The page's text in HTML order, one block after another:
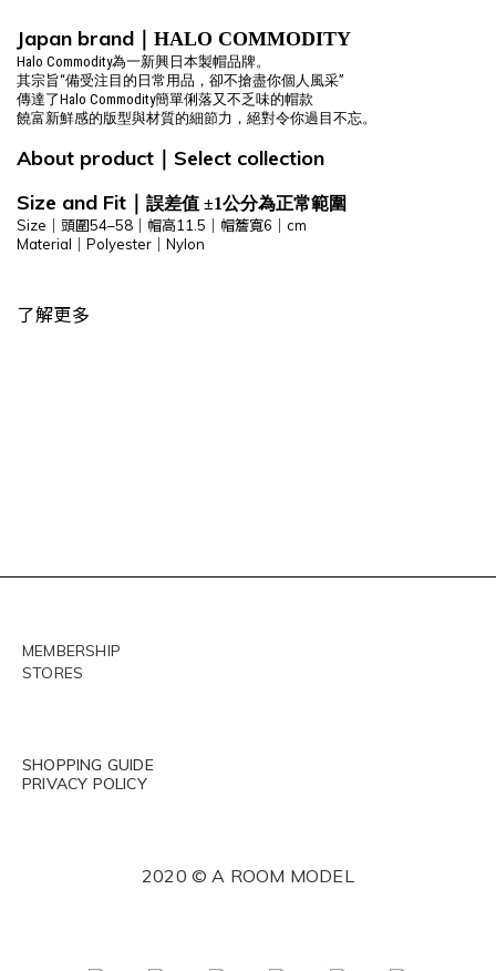
Japan brand ｜HALO COMMODITY
Halo Commodity為一新興日本製帽品牌。
其宗旨“備受注目的日常用品，卻不搶盡你個人風采”
傳達了Halo Commodity簡單俐落又不乏味的帽款
饒富新鮮感的版型與材質的細節力，絕對令你過目不忘。
About product Select collection
Size and Fit
誤差值 ±1公分為正常範圍
Size｜頭圍54–58｜帽高11.5｜帽簷寬6｜cm
Material｜ Polyester ｜Nylon
了解更多
MEMBERSHIP
STORES
SHOPPING GUIDE
PRIVACY POLICY
2020 © A ROOM MODEL